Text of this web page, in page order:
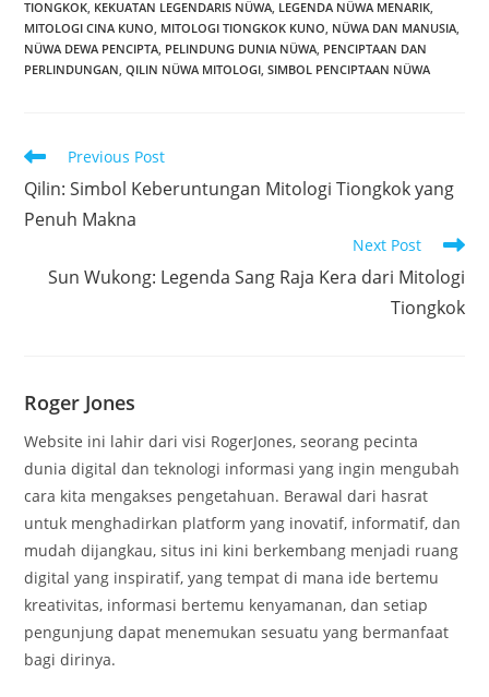
TIONGKOK KEKUATAN LEGENDARIS NÜWA LEGENDA NÜWA MENARIK
MITOLOGI CINA KUNO MITOLOGI TIONGKOK KUNO NÜWA DAN MANUSIA
NÜWA DEWA PENCIPTA PELINDUNG DUNIA NÜWA PENCIPTAAN DAN
PERLINDUNGAN QILIN NÜWA MITOLOGI SIMBOL PENCIPTAAN NÜWA
Read
more
articles
Previous Post
Qilin: Simbol Keberuntungan Mitologi Tiongkok yang
Penuh Makna
Next Post
Sun Wukong: Legenda Sang Raja Kera dari Mitologi
Tiongkok
Roger Jones
Website ini lahir dari visi RogerJones, seorang pecinta
dunia digital dan teknologi informasi yang ingin mengubah
cara kita mengakses pengetahuan. Berawal dari hasrat
untuk menghadirkan platform yang inovatif, informatif, dan
mudah dijangkau, situs ini kini berkembang menjadi ruang
digital yang inspiratif, yang tempat di mana ide bertemu
kreativitas, informasi bertemu kenyamanan, dan setiap
pengunjung dapat menemukan sesuatu yang bermanfaat
bagi dirinya.